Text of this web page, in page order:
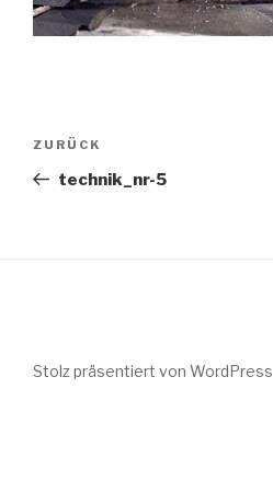
Beitragsnavigation
Vorheriger
Beitrag
ZURÜCK
technik_nr-5
Stolz präsentiert von WordPress